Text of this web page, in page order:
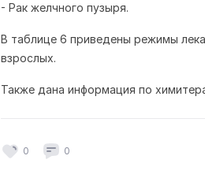
- Рак желчного пузыря.
В таблице 6 приведены режимы
взрослых.
Также дана информация по
0 0